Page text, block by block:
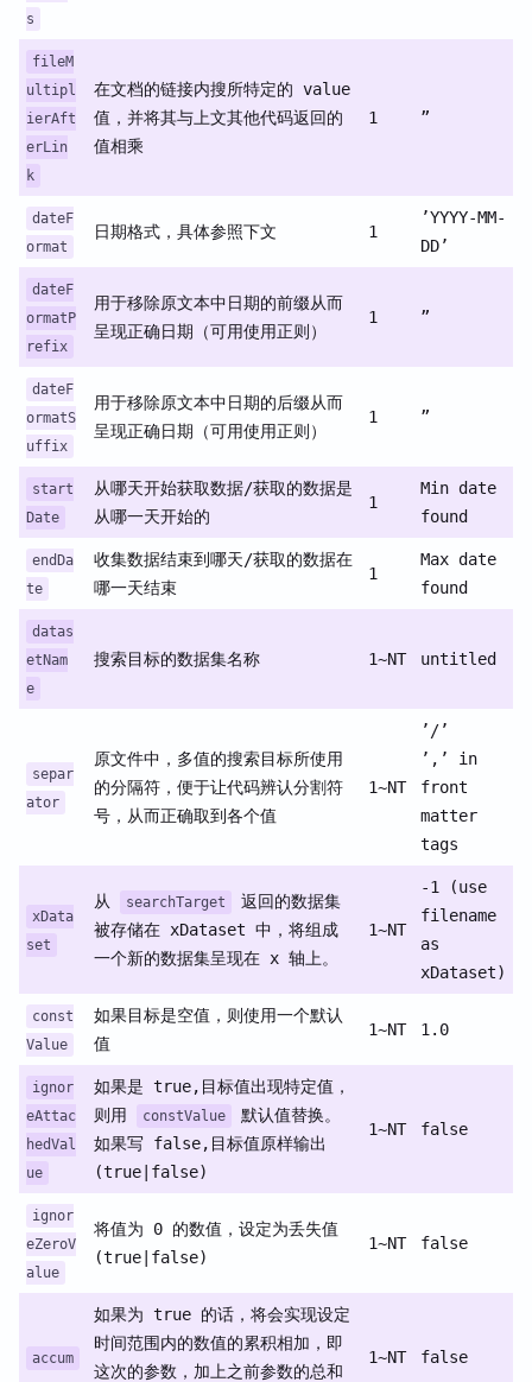
s
fileM
ultipl
ierAft
erLin
k
在文档的链接内搜所特定的 value
值，并将其与上文其他代码返回的
值相乘
1 ”
dateF
ormat
日期格式，具体参照下文 1
’YYYY-MM-
DD’
dateF
ormatP
refix
用于移除原文本中日期的前缀从而
呈现正确日期（可用使用正则）
1 ”
dateF
ormatS
uffix
用于移除原文本中日期的后缀从而
呈现正确日期（可用使用正则）
1 ”
start
Date
从哪天开始获取数据/获取的数据是
从哪一天开始的
1
Min date
found
endDa
te
收集数据结束到哪天/获取的数据在
哪一天结束
1
Max date
found
datas
etNam
e
搜索目标的数据集名称 1~NT untitled
separ
ator
原文件中，多值的搜索目标所使用
的分隔符，便于让代码辨认分割符
号，从而正确取到各个值
1~NT
’/’
’,’ in
front
matter
tags
xData
set
从 searchTarget
返回的数据集
被存储在 xDataset 中，将组成
一个新的数据集呈现在 x 轴上。
1~NT
-1 (use
filename
as
xDataset)
const
Value
如果目标是空值，则使用一个默认
值
1~NT 1.0
ignor
eAttac
hedVal
ue
如果是 true,目标值出现特定值，
则用
constValue
默认值替换。
如果写 false,目标值原样输出
(true|false)
1~NT false
ignor
eZeroV
alue
将值为 0 的数值，设定为丢失值
(true|false)
1~NT false
accum
如果为 true 的话，将会实现设定
时间范围内的数值的累积相加，即
这次的参数，加上之前参数的总和
1~NT false